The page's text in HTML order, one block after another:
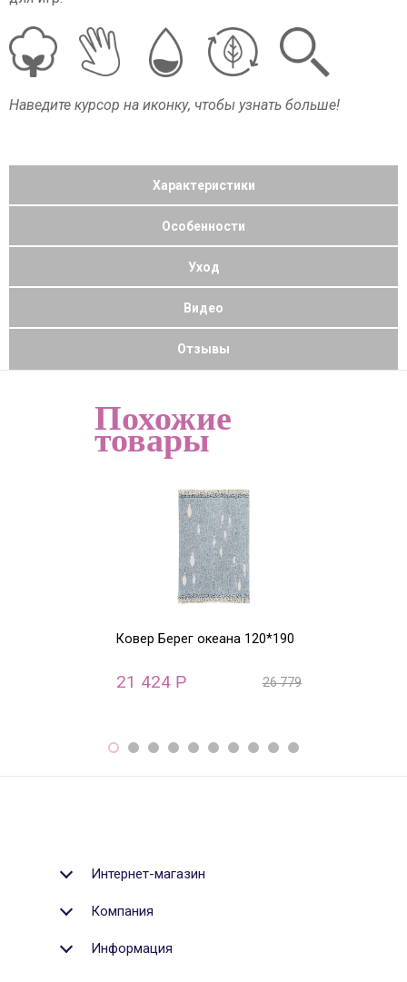
Наведите курсор на иконку, чтобы узнать больше!
Характеристики
Особенности
Уход
Видео
Отзывы
Похожие
товары
Ковер Берег океана 120*190
21 424 Р 26 779
Интернет-магазин
Компания
Информация